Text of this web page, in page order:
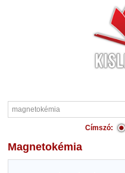
Címszó:
magnetokémia